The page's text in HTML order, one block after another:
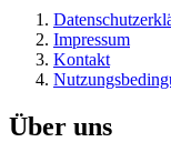
Impressum
Kontakt
Über uns